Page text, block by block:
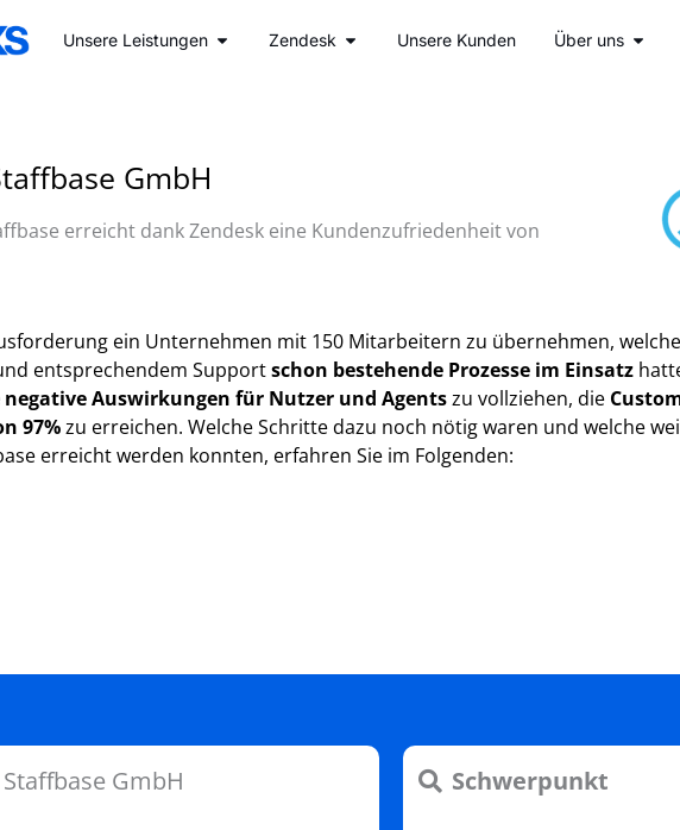
Unsere Leistungen Öffne Unsere Leistungen
Zendesk Öffne Zendesk
Unsere Kunden Über uns
GmbH
erreicht dank Zendesk eine Kundenzufriedenheit von
ein Unternehmen mit 150 Mitarbeitern zu übernehmen,
entsprechendem Supportschon bestehende Prozesse im Einsatz
Auswirkungen für Nutzer und Agentszu vollziehen, die
97%zu erreichen. Welche Schritte dazu noch nötig waren und welche
erreicht werden konnten, erfahren Sie im Folgenden:
Staffbase GmbH Schwerpunkt